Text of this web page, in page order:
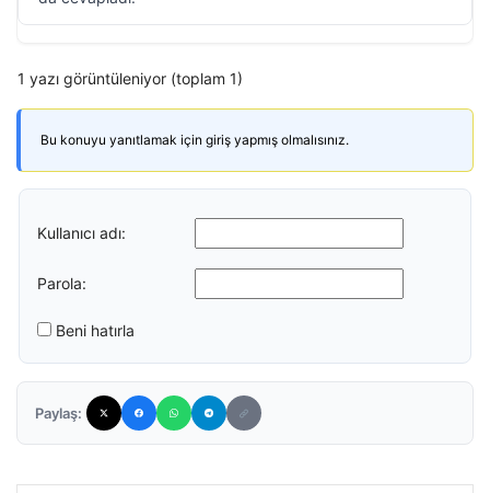
1 yazı görüntüleniyor (toplam 1)
Bu konuyu yanıtlamak için giriş yapmış olmalısınız.
Kullanıcı adı:
Parola:
Beni hatırla
Paylaş: